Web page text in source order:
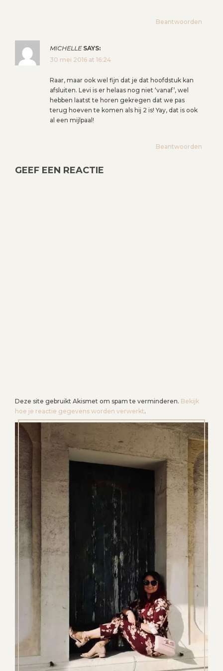
Beantwoorden
MICHELLE SAYS:
30 mei 2016 at 16:24
Raar, maar ook wel fijn dat je dat hoofdstuk kan
afsluiten. Levi is er helaas nog niet ‘vanaf’, wel
hebben laatst te horen gekregen dat we pas
terug hoeven te komen als hij 2 is! Yay, dat is ook
al een mijlpaal!
Beantwoorden
GEEF EEN REACTIE
Deze site gebruikt Akismet om spam te verminderen. Bekijk
hoe je reactie gegevens worden verwerkt.